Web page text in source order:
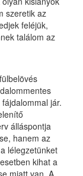
szeretik az
feléjük,
találom az
jár.
álláspontja
hanem az
lélegzetünket
kihat a
miatt van. A